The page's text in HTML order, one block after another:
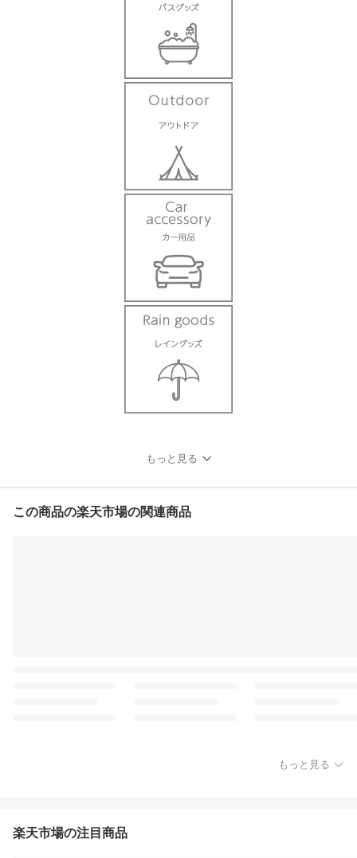
もっと見る
この商品の楽天市場の関連商品
もっと見る
楽天市場の注目商品